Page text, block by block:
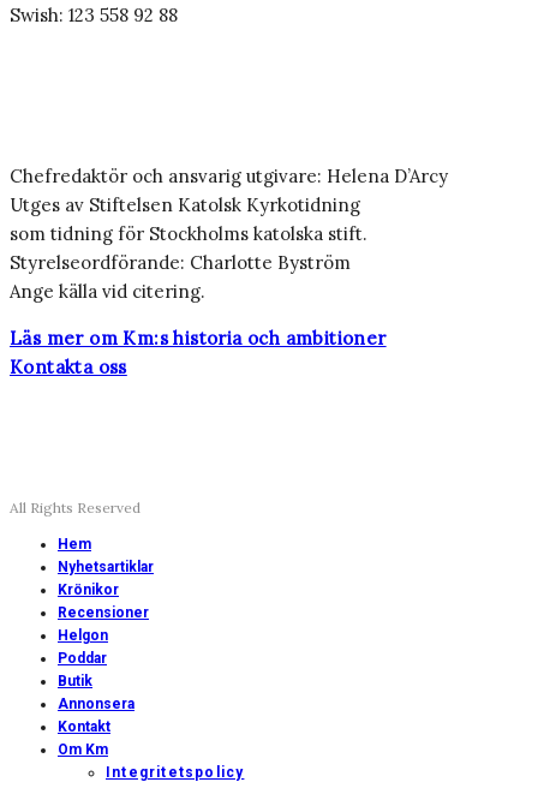
Swish: 123 558 92 88
Chefredaktör och ansvarig utgivare: Helena D’Arcy
Utges av Stiftelsen Katolsk Kyrkotidning
som tidning för Stockholms katolska stift.
Styrelseordförande: Charlotte Byström
Ange källa vid citering.
Läs mer om Km:s historia och ambitioner
Kontakta oss
All Rights Reserved
Hem
Nyhetsartiklar
Krönikor
Recensioner
Helgon
Poddar
Butik
Annonsera
Kontakt
Om Km
Integritetspolicy